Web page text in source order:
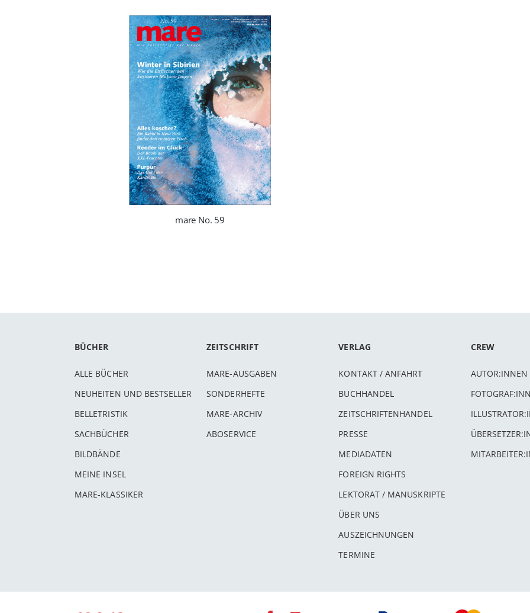
mare No. 59
BÜCHER
ALLE BÜCHER
NEUHEITEN UND BESTSELLER
BELLETRISTIK
SACHBÜCHER
BILDBÄNDE
MEINE INSEL
MARE-KLASSIKER
ZEITSCHRIFT
MARE-AUSGABEN
SONDERHEFTE
MARE-ARCHIV
ABOSERVICE
VERLAG
KONTAKT / ANFAHRT
BUCHHANDEL
ZEITSCHRIFTENHANDEL
PRESSE
MEDIADATEN
FOREIGN RIGHTS
LEKTORAT / MANUSKRIPTE
ÜBER UNS
AUSZEICHNUNGEN
TERMINE
CREW
AUTOR:INNEN